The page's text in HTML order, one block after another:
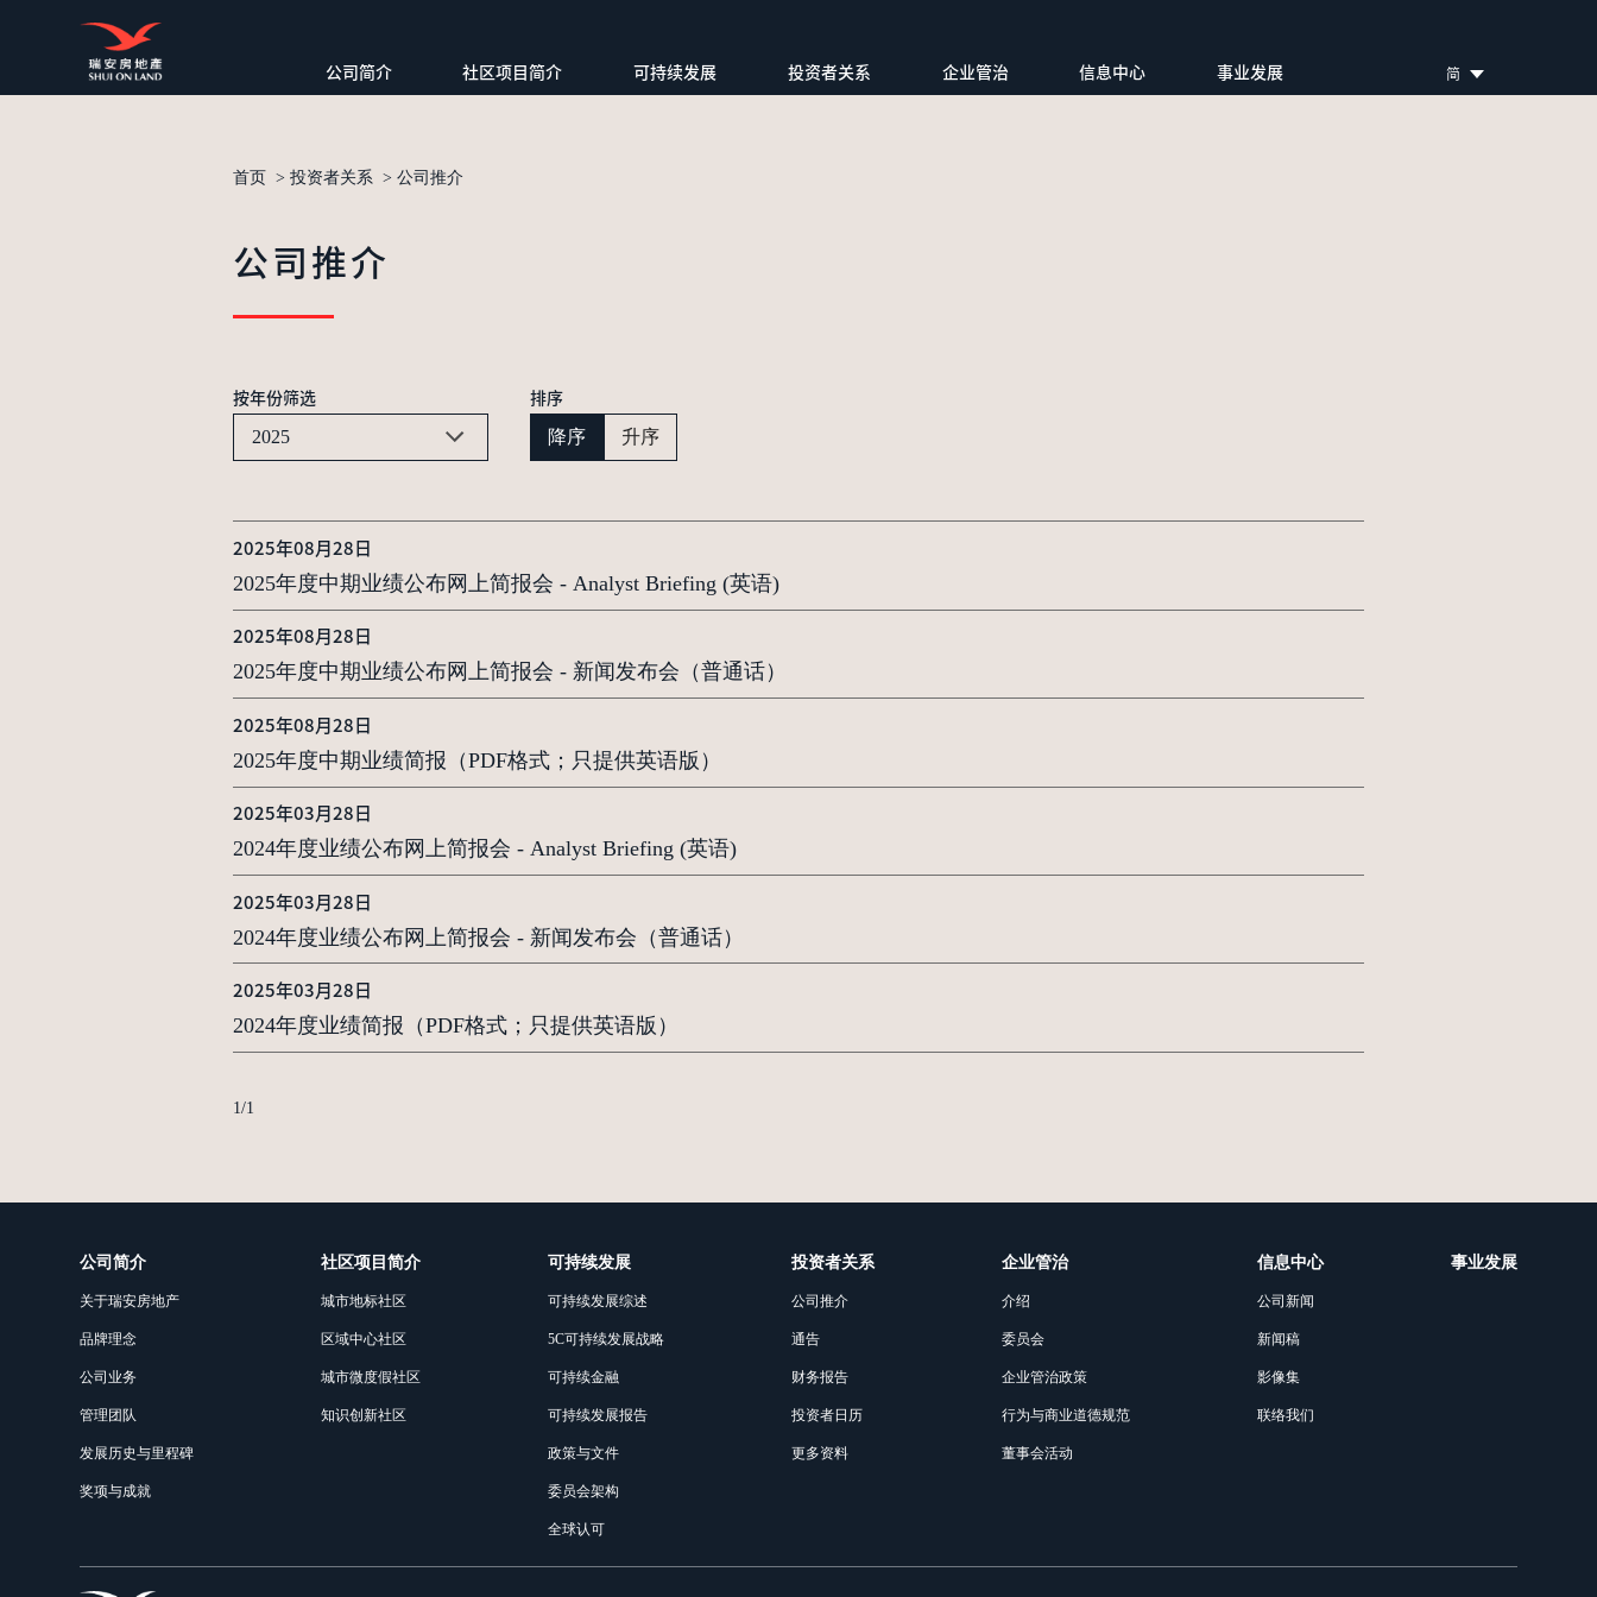
公司简介 社区项目简介 可持续发展 投资者关系 企业管治 信息中心 事业发展 简
首页 > 投资者关系 > 公司推介
公司推介
按年份筛选
2025
排序
降序 升序
2025年08月28日
2025年度中期业绩公布网上简报会 - Analyst Briefing (英语)
2025年08月28日
2025年度中期业绩公布网上简报会 - 新闻发布会（普通话）
2025年08月28日
2025年度中期业绩简报（PDF格式；只提供英语版）
2025年03月28日
2024年度业绩公布网上简报会 - Analyst Briefing (英语)
2025年03月28日
2024年度业绩公布网上简报会 - 新闻发布会（普通话）
2025年03月28日
2024年度业绩简报（PDF格式；只提供英语版）
1/1
公司简介
关于瑞安房地产
品牌理念
公司业务
管理团队
发展历史与里程碑
奖项与成就
社区项目简介
城市地标社区
区域中心社区
城市微度假社区
知识创新社区
可持续发展
可持续发展综述
5C可持续发展战略
可持续金融
可持续发展报告
政策与文件
委员会架构
全球认可
投资者关系
公司推介
通告
财务报告
投资者日历
更多资料
企业管治
介绍
委员会
企业管治政策
行为与商业道德规范
董事会活动
信息中心
公司新闻
新闻稿
影像集
联络我们
事业发展